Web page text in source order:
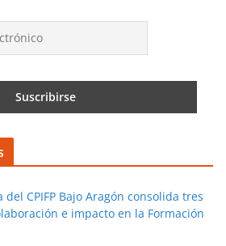
del CPIFP Bajo Aragón consolida tres
e impacto en la Formación